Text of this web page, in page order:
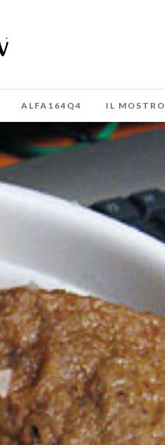
ALFA164Q4 IL MOSTRO